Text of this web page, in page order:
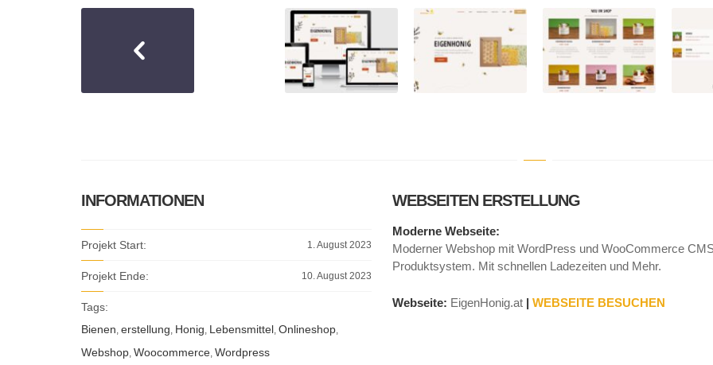
INFORMATIONEN
Projekt Start: 1. August 2023
Projekt Ende: 10. August 2023
Tags:
Bienen erstellung Honig Lebensmittel Onlineshop
Webshop Woocommerce Wordpress
WEBSEITEN ERSTELLUNG
Moderne Webseite:
Moderner Webshop mit WordPress und WooCommerce
Produktsystem. Mit schnellen Ladezeiten und Mehr.
Webseite: EigenHonig.at | WEBSEITE BESUCHEN